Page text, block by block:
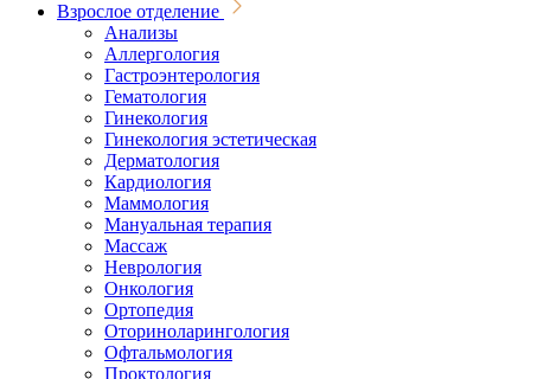
Взрослое отделение
Анализы
Аллергология
Гастроэнтерология
Гематология
Гинекология
Гинекология эстетическая
Дерматология
Кардиология
Маммология
Мануальная терапия
Массаж
Неврология
Онкология
Ортопедия
Оториноларингология
Офтальмология
Проктология